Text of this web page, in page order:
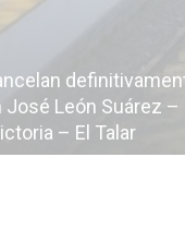
vuelve a postergar la
de la línea F